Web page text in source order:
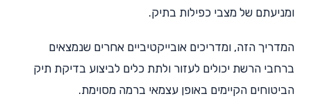
ומניעתם של מצבי כפילות בתיק.
המדריך הזה, ומדריכים אובייקטיביים אחרים שנמצאים
ברחבי הרשת יכולים לעזור ולתת כלים לביצוע בדיקת תיק
הביטוחים הקיימים באופן עצמאי ברמה מסוימת.